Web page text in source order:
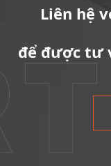
Liên hệ
để được tư